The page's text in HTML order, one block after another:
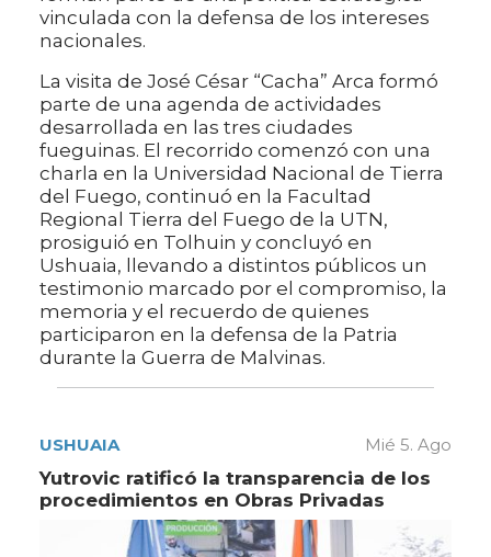
vinculada con la defensa de los intereses
nacionales.
La visita de José César “Cacha” Arca formó
parte de una agenda de actividades
desarrollada en las tres ciudades
fueguinas. El recorrido comenzó con una
charla en la Universidad Nacional de Tierra
del Fuego, continuó en la Facultad
Regional Tierra del Fuego de la UTN,
prosiguió en Tolhuin y concluyó en
Ushuaia, llevando a distintos públicos un
testimonio marcado por el compromiso, la
memoria y el recuerdo de quienes
participaron en la defensa de la Patria
durante la Guerra de Malvinas.
USHUAIA Mié 5. Ago
Yutrovic ratificó la transparencia de los
procedimientos en Obras Privadas